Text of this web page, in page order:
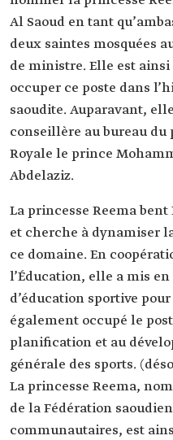
Al Saoud en tant
deux saintes mosquées
de ministre. Elle est
occuper ce poste dans
saoudite. Auparavant,
conseillère au bureau
Royale le prince
Abdelaziz.
La princesse Reema
et cherche à dynamiser
ce domaine. En
l’Éducation, elle a mis
d’éducation sportive
également occupé le
planification et au
générale des sports.
La princesse Reema,
de la Fédération
communautaires, est